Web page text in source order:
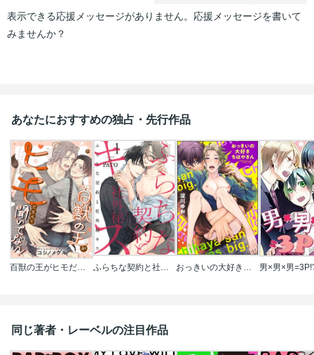
表示できる応援メッセージがありません。応援メッセージを書いて
みませんか？
あなたにおすすめの独占・先行作品
男×男×男
同じ著者・レーベルの注目作品